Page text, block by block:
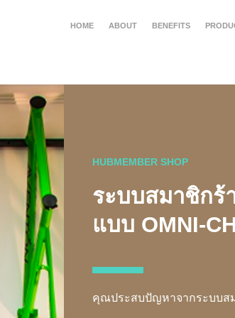
HOME ABOUT BENEFITS
HUBMEMBER SHOP
ระบบสมาชิกร้
แบบ OMNI-
คุณประสบปัญหาจากระบบส